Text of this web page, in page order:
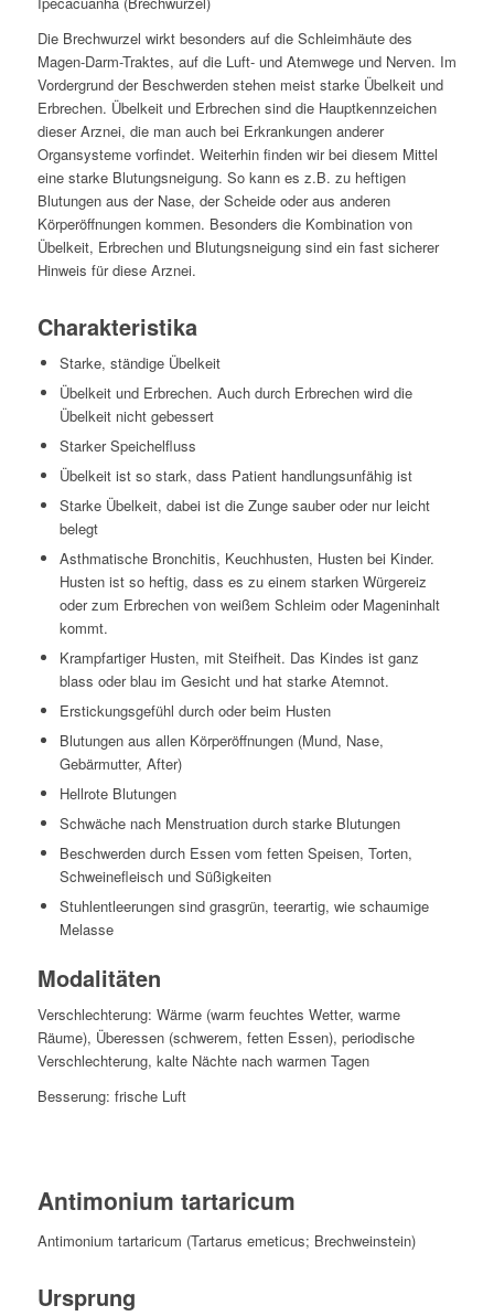
Die Brechwurzel wirkt besonders auf die Schleimhäute des
Magen-Darm-Traktes, auf die Luft- und Atemwege und Nerven. Im
Vordergrund der Beschwerden stehen meist starke Übelkeit und
Erbrechen. Übelkeit und Erbrechen sind die Hauptkennzeichen
dieser Arznei, die man auch bei Erkrankungen anderer
Organsysteme vorfindet. Weiterhin finden wir bei diesem Mittel
eine starke Blutungsneigung. So kann es z.B. zu heftigen
Blutungen aus der Nase, der Scheide oder aus anderen
Körperöffnungen kommen. Besonders die Kombination von
Übelkeit, Erbrechen und Blutungsneigung sind ein fast sicherer
Hinweis für diese Arznei.
Charakteristika
Starke, ständige Übelkeit
Übelkeit und Erbrechen. Auch durch Erbrechen wird die
Übelkeit nicht gebessert
Starker Speichelfluss
Übelkeit ist so stark, dass Patient handlungsunfähig ist
Starke Übelkeit, dabei ist die Zunge sauber oder nur leicht
belegt
Asthmatische Bronchitis, Keuchhusten, Husten bei Kinder.
Husten ist so heftig, dass es zu einem starken Würgereiz
oder zum Erbrechen von weißem Schleim oder Mageninhalt
kommt.
Krampfartiger Husten, mit Steifheit. Das Kindes ist ganz
blass oder blau im Gesicht und hat starke Atemnot.
Erstickungsgefühl durch oder beim Husten
Blutungen aus allen Körperöffnungen (Mund, Nase,
Gebärmutter, After)
Hellrote Blutungen
Schwäche nach Menstruation durch starke Blutungen
Beschwerden durch Essen vom fetten Speisen, Torten,
Schweinefleisch und Süßigkeiten
Stuhlentleerungen sind grasgrün, teerartig, wie schaumige
Melasse
Modalitäten
Verschlechterung: Wärme (warm feuchtes Wetter, warme
Räume), Überessen (schwerem, fetten Essen), periodische
Verschlechterung, kalte Nächte nach warmen Tagen
Besserung: frische Luft
Antimonium tartaricum
Antimonium tartaricum (Tartarus emeticus; Brechweinstein)
Ursprung